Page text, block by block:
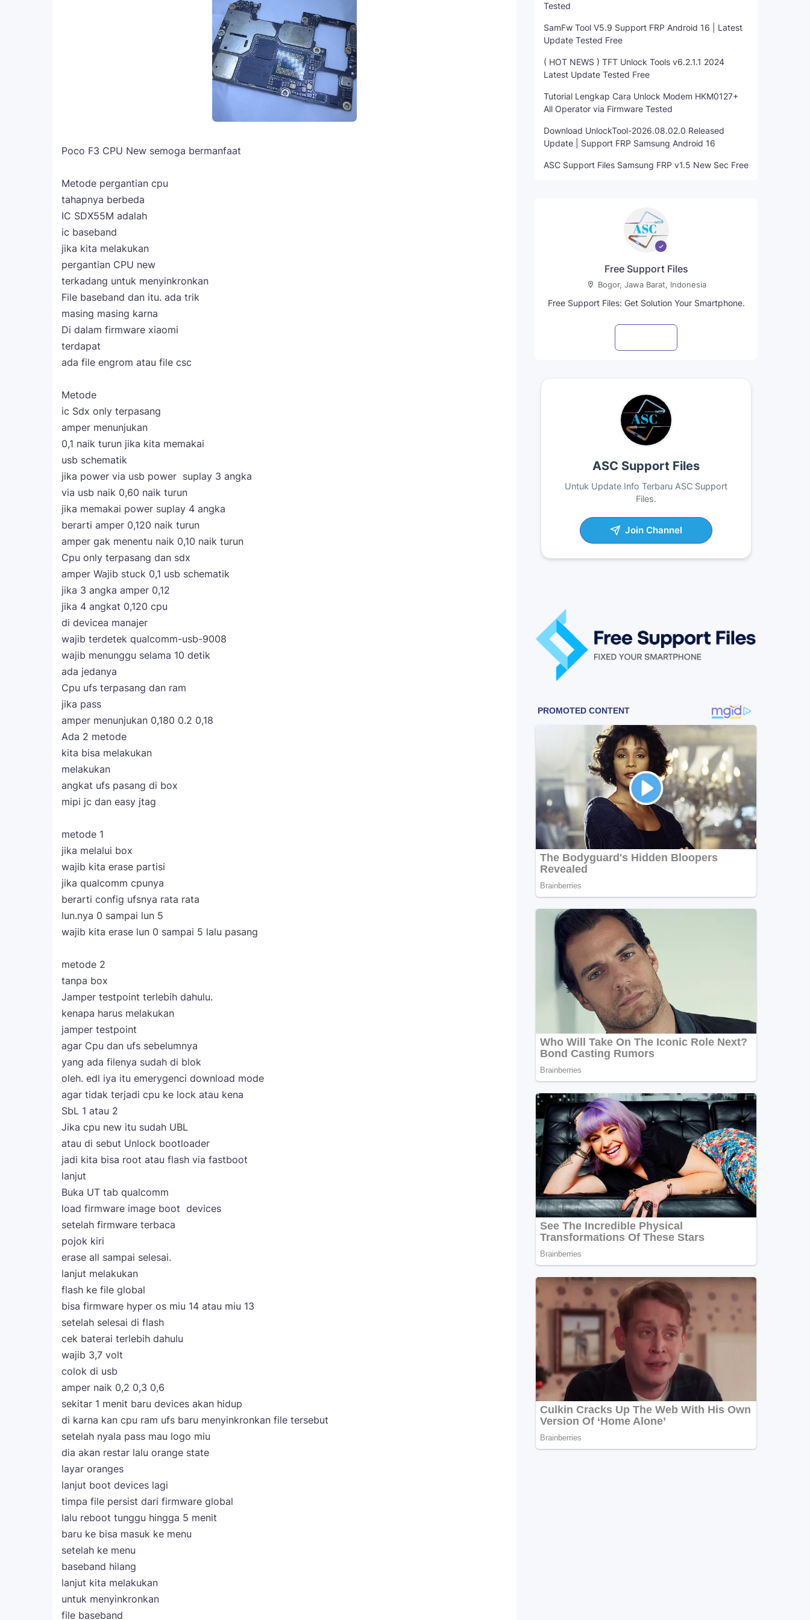
Poco F3 CPU New semoga bermanfaat
Metode pergantian cpu
tahapnya berbeda
IC SDX55M adalah
ic baseband
jika kita melakukan
pergantian CPU new
terkadang untuk menyinkronkan
File baseband dan itu. ada trik
masing masing karna
Di dalam firmware xiaomi
terdapat
ada file engrom atau file csc
Metode
ic Sdx only terpasang
amper menunjukan
0,1 naik turun jika kita memakai
usb schematik
jika power via usb power suplay 3 angka
via usb naik 0,60 naik turun
jika memakai power suplay 4 angka
berarti amper 0,120 naik turun
amper gak menentu naik 0,10 naik turun
Cpu only terpasang dan sdx
amper Wajib stuck 0,1 usb schematik
jika 3 angka amper 0,12
jika 4 angkat 0,120 cpu
di devicea manajer
wajib terdetek qualcomm-usb-9008
wajib menunggu selama 10 detik
ada jedanya
Cpu ufs terpasang dan ram
jika pass
amper menunjukan 0,180 0.2 0,18
Ada 2 metode
kita bisa melakukan
melakukan
angkat ufs pasang di box
mipi jc dan easy jtag
metode 1
jika melalui box
wajib kita erase partisi
jika qualcomm cpunya
berarti config ufsnya rata rata
lun.nya 0 sampai lun 5
wajib kita erase lun 0 sampai 5 lalu pasang
metode 2
tanpa box
Jamper testpoint terlebih dahulu.
kenapa harus melakukan
jamper testpoint
agar Cpu dan ufs sebelumnya
yang ada filenya sudah di blok
oleh. edl iya itu emerygenci download mode
agar tidak terjadi cpu ke lock atau kena
SbL 1 atau 2
Jika cpu new itu sudah UBL
atau di sebut Unlock bootloader
jadi kita bisa root atau flash via fastboot
lanjut
Buka UT tab qualcomm
load firmware image boot devices
setelah firmware terbaca
pojok kiri
erase all sampai selesai.
lanjut melakukan
flash ke file global
bisa firmware hyper os miu 14 atau miu 13
setelah selesai di flash
cek baterai terlebih dahulu
wajib 3,7 volt
colok di usb
amper naik 0,2 0,3 0,6
sekitar 1 menit baru devices akan hidup
di karna kan cpu ram ufs baru menyinkronkan file tersebut
setelah nyala pass mau logo miu
dia akan restar lalu orange state
layar oranges
lanjut boot devices lagi
timpa file persist dari firmware global
lalu reboot tunggu hingga 5 menit
baru ke bisa masuk ke menu
setelah ke menu
baseband hilang
lanjut kita melakukan
untuk menyinkronkan
file baseband
Tested
SamFw Tool V5.9 Support FRP Android 16 | Latest
Update Tested Free
( HOT NEWS ) TFT Unlock Tools v6.2.1.1 2024
Latest Update Tested Free
Tutorial Lengkap Cara Unlock Modem HKM0127+
All Operator via Firmware Tested
Download UnlockTool-2026.08.02.0 Released
Update | Support FRP Samsung Android 16
ASC Support Files Samsung FRP v1.5 New Sec Free
Free Support Files
Bogor, Jawa Barat, Indonesia
Free Support Files: Get Solution Your Smartphone.
ASC Support Files
Untuk Update Info Terbaru ASC Support
Files.
Join Channel